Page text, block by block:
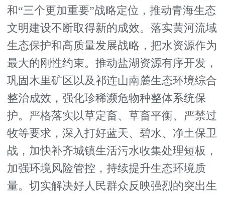
和“三个更加重要”战略定位，推动青海生态
文明建设不断取得新的成效。落实黄河流域
生态保护和高质量发展战略，把水资源作为
最大的刚性约束。推动盐湖资源有序开发，
巩固木里矿区以及祁连山南麓生态环境综合
整治成效，强化珍稀濒危物种整体系统保
护。严格落实以草定畜、草畜平衡、严禁过
牧等要求，深入打好蓝天、碧水、净土保卫
战，加快补齐城镇生活污水收集处理短板，
加强环境风险管控，持续提升生态环境质
量。切实解决好人民群众反映强烈的突出生